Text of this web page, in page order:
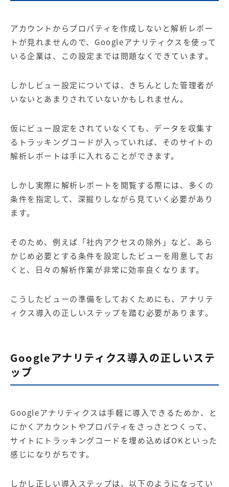
アカウントからプロパティを作成しないと解析レポー
トが見れませんので、Googleアナリティクスを使って
いる企業は、この設定までは問題なくできています。
しかしビュー設定については、きちんとした管理者が
いないとあまりされていないかもしれません。
仮にビュー設定をされていなくても、データを収集す
るトラッキングコードが入っていれば、そのサイトの
解析レポートは手に入れることができます。
しかし実際に解析レポートを閲覧する際には、多くの
条件を指定して、深掘りしながら見ていく必要があり
ます。
そのため、例えば「社内アクセスの除外」など、あら
かじめ必要とする条件を設定したビューを用意してお
くと、日々の解析作業が非常に効率良くなります。
こうしたビューの準備をしておくためにも、アナリテ
ィクス導入の正しいステップを踏む必要があります。
Googleアナリティクス導入の正しいステ
ップ
Googleアナリティクスは手軽に導入できるためか、と
にかくアカウントやプロパティをさっさとつくって、
サイトにトラッキングコードを埋め込めばOKといった
感じになりがちです。
しかし正しい導入ステップは、以下のようになってい